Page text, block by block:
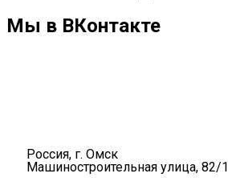
Мы в ВКонтакте
Россия, г. Омск
Машиностроительная улица, 82/1